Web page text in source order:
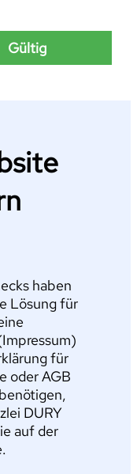
Gültig
haben
Lösung für
für
oder AGB
DURY
auf der